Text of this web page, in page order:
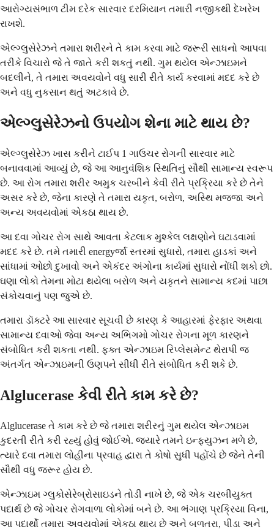
આરોગ્યસંભાળ ટીમ દરેક સારવાર દરમિયાન તમારી નજીકથી દેખરેખ
રાખશે.
એલ્ગ્લુસેરેઝને તમારા શરીરને તે કામ કરવા માટે જરૂરી સાધનો આપવા
તરીકે વિચારો જે તે જાતે કરી શકતું નથી. ગુમ થયેલ એન્ઝાઇમને
બદલીને, તે તમારા અવયવોને વધુ સારી રીતે કાર્ય કરવામાં મદદ કરે છે
અને વધુ નુકસાન થતું અટકાવે છે.
એલ્ગ્લુસેરેઝનો ઉપયોગ શેના માટે થાય છે?
એલ્ગ્લુસેરેઝ ખાસ કરીને ટાઈપ 1 ગાઉચર રોગની સારવાર માટે
બનાવવામાં આવ્યું છે, જે આ આનુવંશિક સ્થિતિનું સૌથી સામાન્ય સ્વરૂપ
છે. આ રોગ તમારા શરીર અમુક ચરબીને કેવી રીતે પ્રક્રિયા કરે છે તેને
અસર કરે છે, જેના કારણે તે તમારા યકૃત, બરોળ, અસ્થિ મજ્જા અને
અન્ય અવયવોમાં એકઠા થાય છે.
આ દવા ગોચર રોગ સાથે આવતા કેટલાક મુશ્કેલ લક્ષણોને ઘટાડવામાં
મદદ કરે છે. તમે તમારી energyર્જા સ્તરમાં સુધારો, તમારા હાડકાં અને
સાંધામાં ઓછો દુખાવો અને એકંદર અંગોના કાર્યમાં સુધારો નોંધી શકો છો.
ઘણા લોકો તેમના મોટા થયેલા બરોળ અને યકૃતને સામાન્ય કદમાં પાછા
સંકોચવાનું પણ જુએ છે.
તમારા ડૉક્ટરે આ સારવાર સૂચવી છે કારણ કે આહારમાં ફેરફાર અથવા
સામાન્ય દવાઓ જેવા અન્ય અભિગમો ગોચર રોગના મૂળ કારણને
સંબોધિત કરી શકતા નથી. ફક્ત એન્ઝાઇમ રિપ્લેસમેન્ટ થેરાપી જ
અંતર્ગત એન્ઝાઇમની ઉણપને સીધી રીતે સંબોધિત કરી શકે છે.
Alglucerase કેવી રીતે કામ કરે છે?
Alglucerase તે કામ કરે છે જે તમારા શરીરનું ગુમ થયેલ એન્ઝાઇમ
કુદરતી રીતે કરી રહ્યું હોવું જોઈએ. જ્યારે તમને ઇન્ફ્યુઝન મળે છે,
ત્યારે દવા તમારા લોહીના પ્રવાહ દ્વારા તે કોષો સુધી પહોંચે છે જેને તેની
સૌથી વધુ જરૂર હોય છે.
એન્ઝાઇમ ગ્લુકોસેરેબ્રોસાઇડને તોડી નાખે છે, જે એક ચરબીયુક્ત
પદાર્થ છે જે ગોચર રોગવાળા લોકોમાં બને છે. આ ભંગાણ પ્રક્રિયા વિના,
આ પદાર્થો તમારા અવયવોમાં એકઠા થાય છે અને બળતરા, પીડા અને